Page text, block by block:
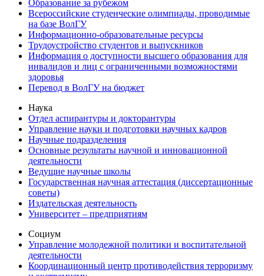
Образование за рубежом
Всероссийские студенческие олимпиады, проводимые
на базе ВолГУ
Информационно-образовательные ресурсы
Трудоустройство студентов и выпускников
Информация о доступности высшего образования для
инвалидов и лиц с ограниченными возможностями
здоровья
Перевод в ВолГУ на бюджет
Наука
Отдел аспирантуры и докторантуры
Управление науки и подготовки научных кадров
Научные подразделения
Основные результаты научной и инновационной
деятельности
Ведущие научные школы
Государственная научная аттестация (диссертационные
советы)
Издательская деятельность
Университет – предприятиям
Социум
Управление молодежной политики и воспитательной
деятельности
Координационный центр противодействия терроризму